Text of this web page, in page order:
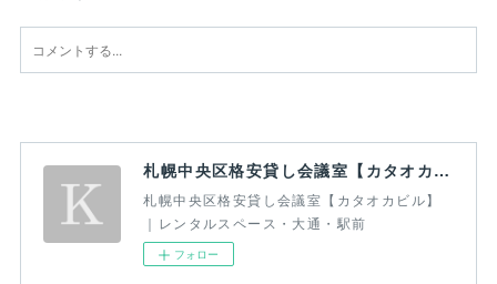
札幌中央区格安貸し会議室【カタオカビル】｜レンタルスペース・大通・駅前
札幌中央区格安貸し会議室【カタオカビル】
｜レンタルスペース・大通・駅前
フォロー